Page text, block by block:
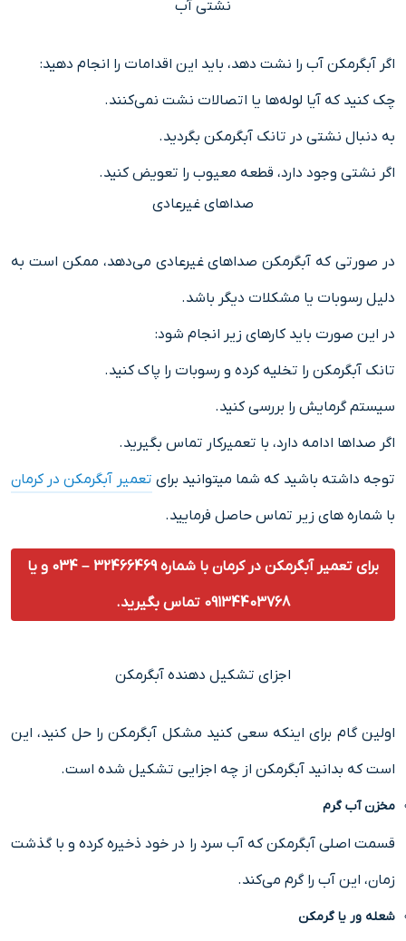
نشتی آب
اگر آبگرمکن آب را نشت دهد، باید این اقدامات را انجام دهید:
چک کنید که آیا لوله‌ها یا اتصالات نشت نمی‌کنند.
به دنبال نشتی در تانک آبگرمکن بگردید.
اگر نشتی وجود دارد، قطعه معیوب را تعویض کنید.
صداهای غیرعادی
در صورتی که آبگرمکن صداهای غیرعادی می‌دهد، ممکن است به
دلیل رسوبات یا مشکلات دیگر باشد.
در این صورت باید کارهای زیر انجام شود:
تانک آبگرمکن را تخلیه کرده و رسوبات را پاک کنید.
سیستم گرمایش را بررسی کنید.
اگر صداها ادامه دارد، با تعمیرکار تماس بگیرید.
توجه داشته باشید که شما میتوانید برای تعمیر آبگرمکن در کرمان
با شماره های زیر تماس حاصل فرمایید.
برای تعمیر آبگرمکن در کرمان با شماره 32466469 – 034 و یا
09134403768 تماس بگیرید.
اجزای تشکیل دهنده آبگرمکن
اولین گام برای اینکه سعی کنید مشکل آبگرمکن را حل کنید، این
است که بدانید آبگرمکن از چه اجزایی تشکیل شده است.
مخزن آب گرم
قسمت اصلی آبگرمکن که آب سرد را در خود ذخیره کرده و با گذشت
زمان، این آب را گرم می‌کند.
شعله ور یا گرمکن